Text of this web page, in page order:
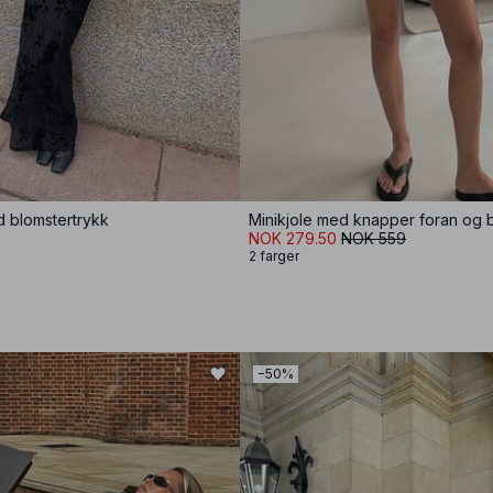
blomstertrykk
NOK 279.50 NOK 559
2 farger
−50%